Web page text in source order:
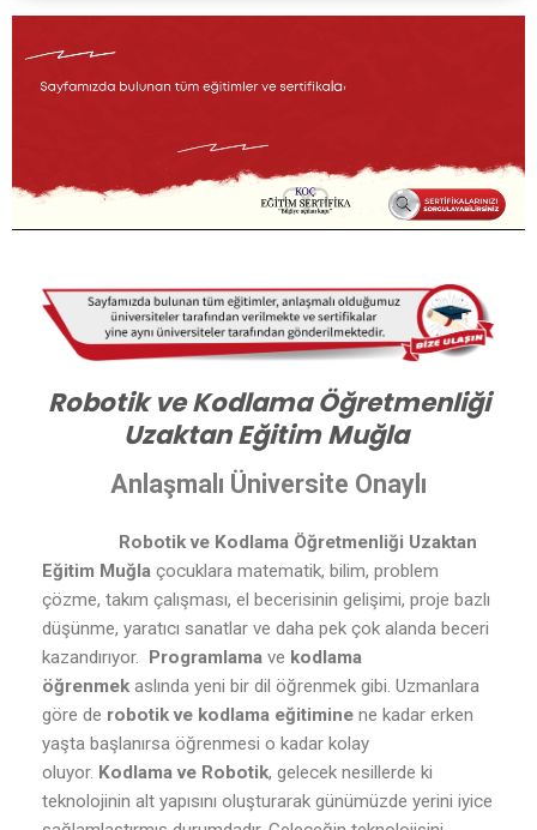
Robotik ve Kodlama Öğretmenliği
Uzaktan Eğitim Muğla
Anlaşmalı Üniversite Onaylı
Robotik ve Kodlama Öğretmenliği Uzaktan
Eğitim Muğla çocuklara matematik, bilim, problem
çözme, takım çalışması, el becerisinin gelişimi, proje bazlı
düşünme, yaratıcı sanatlar ve daha pek çok alanda beceri
kazandırıyor.
Programlama ve kodlama
öğrenmek aslında yeni bir dil öğrenmek gibi. Uzmanlara
göre de robotik ve kodlama eğitimine ne kadar erken
yaşta başlanırsa öğrenmesi o kadar kolay
oluyor. Kodlama ve Robotik, gelecek nesillerde ki
teknolojinin alt yapısını oluşturarak günümüzde yerini iyice